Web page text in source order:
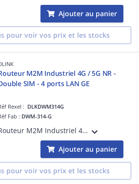
Ajouter au panier
pour voir vos prix et les stocks
M2M Industriel 4G / 5G NR -
SIM - 4 ports LAN GE
Rexel : DLKDWM314G
Fab : DWM-314-G
Routeur M2M Industriel 4G / 5G NR - Double SIM -4 antennes cellulaires externes - 4 ports LAN GE - Double SIM Failover - Client OpenVPN - Température étendue -30°C à +60°C
Ajouter au panier
pour voir vos prix et les stocks